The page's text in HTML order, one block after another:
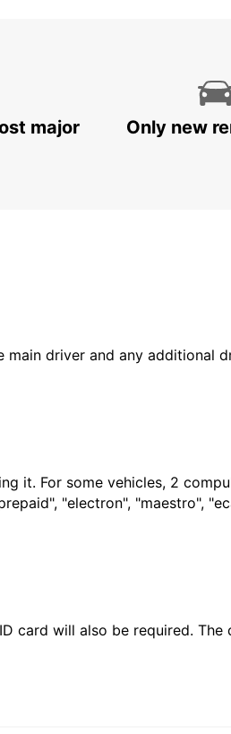
major
Only new
driver and any additional
it. For some vehicles, 2
"electron", "maestro",
card will also be required. The